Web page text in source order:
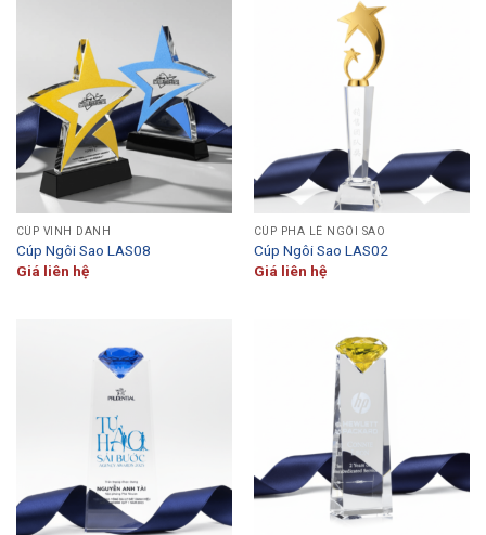
CÚP VINH DANH
Cúp Ngôi Sao LAS08
Giá liên hệ
CÚP PHA LÊ NGÔI SAO
Cúp Ngôi Sao LAS02
Giá liên hệ